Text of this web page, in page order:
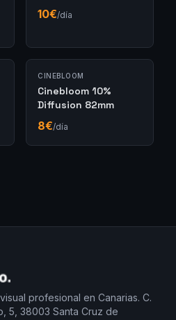
10€/día
CINEBLOOM
Cinebloom 10%
Diffusion 82mm
8€/día
profesional en Canarias. C.
5, 38003 Santa Cruz de